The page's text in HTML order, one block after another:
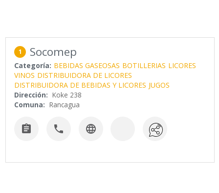
1 Socomep
Categoría: BEBIDAS GASEOSAS BOTILLERIAS LICORES
VINOS DISTRIBUIDORA DE LICORES
DISTRIBUIDORA DE BEBIDAS Y LICORES JUGOS
Dirección: Koke 238
Comuna: Rancagua
  